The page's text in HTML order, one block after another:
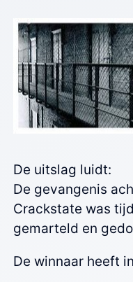
De uitslag luidt:
De gevangenis
Crackstate was
gemarteld en
De winnaar heeft